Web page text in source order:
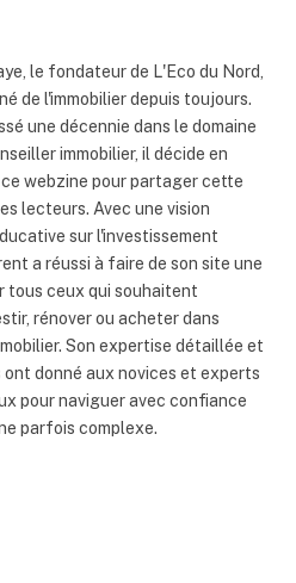
le fondateur de L'Eco du Nord,
de l'immobilier depuis toujours.
une décennie dans le domaine
immobilier, il décide en
webzine pour partager cette
lecteurs. Avec une vision
sur l'investissement
a réussi à faire de son site une
tous ceux qui souhaitent
rénover ou acheter dans
Son expertise détaillée et
ont donné aux novices et experts
pour naviguer avec confiance
parfois complexe.